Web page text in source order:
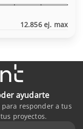
12.856 ej. max
ayudarte
responder a tus
proyectos.